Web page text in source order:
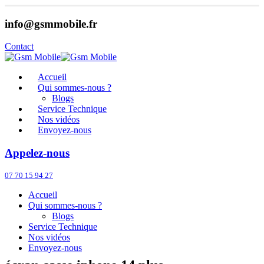
info@gsmmobile.fr
Contact
Accueil
Qui sommes-nous ?
Blogs
Service Technique
Nos vidéos
Envoyez-nous
Appelez-nous
07 70 15 94 27
Accueil
Qui sommes-nous ?
Blogs
Service Technique
Nos vidéos
Envoyez-nous